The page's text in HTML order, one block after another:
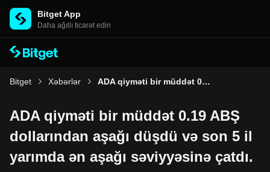
Bitget App
Daha ağıllı ticarət edin
Bitget Xəbərlər ADA qiyməti bir müddət 0.19 ABŞ dollarından aşağı düşdü və son 5 il yarımda ən aşağı səviyyəsinə çatdı.
ADA qiyməti bir müddət 0.19 ABŞ
dollarından aşağı düşdü və son 5 il
yarımda ən aşağı səviyyəsinə çatdı.